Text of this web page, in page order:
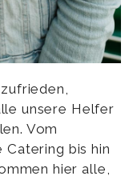
unsere Helfer
Vom
bis hin
hier alle,